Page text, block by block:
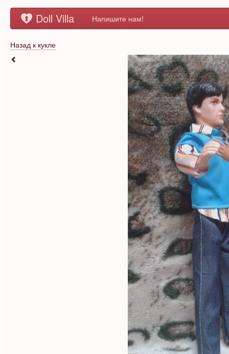
Doll Villa Напишите нам!
Назад к кукле